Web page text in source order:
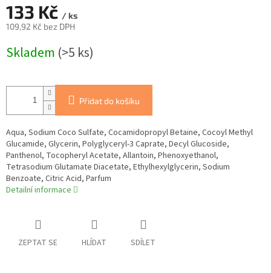
133 Kč / ks
109,92 Kč bez DPH
cena:
Skladem (>5 ks)
Přidat do košíku
Aqua, Sodium Coco Sulfate, Cocamidopropyl Betaine, Cocoyl Methyl
Glucamide, Glycerin, Polyglyceryl-3 Caprate, Decyl Glucoside,
Panthenol, Tocopheryl Acetate, Allantoin, Phenoxyethanol,
Tetrasodium Glutamate Diacetate, Ethylhexylglycerin, Sodium
Benzoate, Citric Acid, Parfum
Detailní informace
ZEPTAT SE HLÍDAT SDÍLET